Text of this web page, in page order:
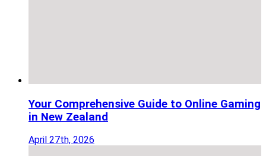
Your Comprehensive Guide to Online Gaming
in New Zealand
April 27th, 2026